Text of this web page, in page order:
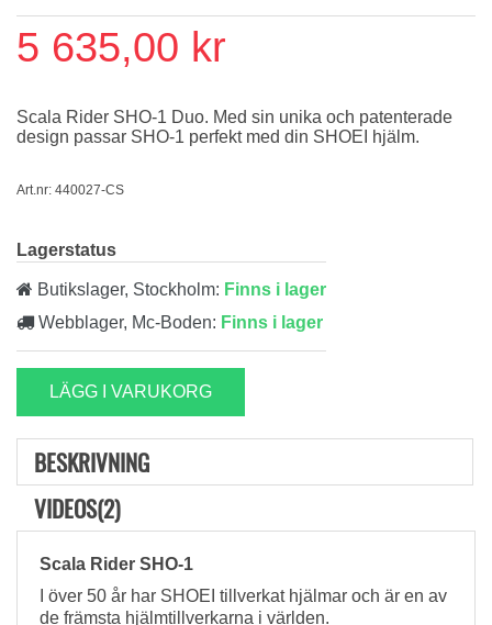
5 635,00 kr
Scala Rider SHO-1 Duo. Med sin unika och patenterade
design passar SHO-1 perfekt med din SHOEI hjälm.
Art.nr: 440027-CS
Lagerstatus
Butikslager, Stockholm: Finns i lager
Webblager, Mc-Boden: Finns i lager
LÄGG I VARUKORG
BESKRIVNING
VIDEOS(2)
Scala Rider SHO-1
I över 50 år har SHOEI tillverkat hjälmar och är en av
de främsta hjälmtillverkarna i världen.